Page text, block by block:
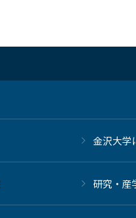
金沢大学
研究・産